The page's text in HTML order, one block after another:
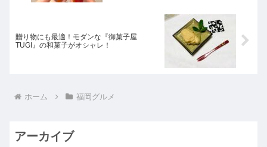
贈り物にも最適！モダンな『御菓子屋
TUGI』の和菓子がオシャレ！
ホーム 福岡グルメ
アーカイブ